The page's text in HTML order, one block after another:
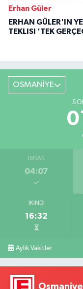
Erhan Güler
ERHAN GÜLER'IN
TEKLISI 'TEK
OSMANİYE
İMSAK
04:07
İKINDI
16:32
Aylık Vakitler